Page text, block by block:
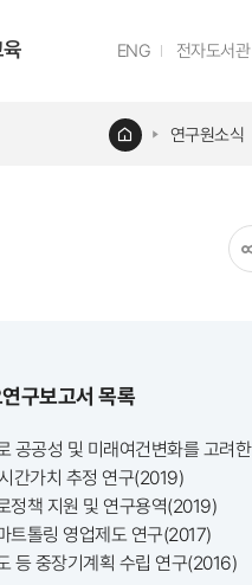
ENG영문전자도서관
홈 연구원소식
구보고서 목록
공공성 및 미래여건변화를 고려한
간가치 추정 연구(2019)
정책 지원 및 연구용역(2019)
트톨링 영업제도 연구(2017)
등 중장기계획 수립 연구(2016)